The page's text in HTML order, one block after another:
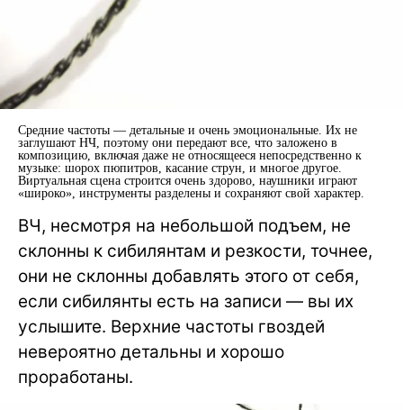
Средние частоты — детальные и очень эмоциональные. Их не
заглушают НЧ, поэтому они передают все, что заложено в
композицию, включая даже не относящееся непосредственно к
музыке: шорох пюпитров, касание струн, и многое другое.
Виртуальная сцена строится очень здорово, наушники играют
«широко», инструменты разделены и сохраняют свой характер.
ВЧ, несмотря на небольшой подъем, не
склонны к сибилянтам и резкости, точнее,
они не склонны добавлять этого от себя,
если сибилянты есть на записи — вы их
услышите. Верхние частоты гвоздей
невероятно детальны и хорошо
проработаны.